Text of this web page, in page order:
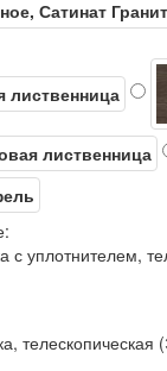
с уплотнителем,